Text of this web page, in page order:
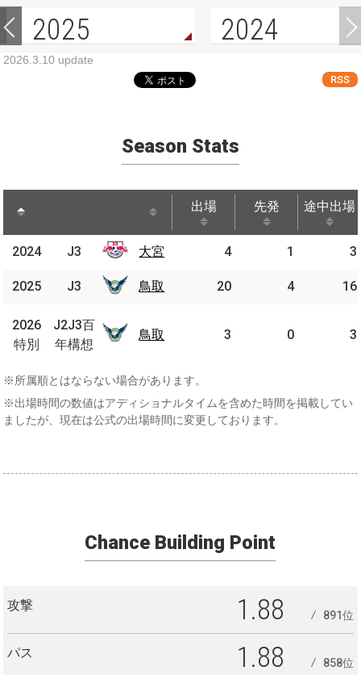
2025 2024
2026.3.10 update
RSS
Season Stats
出場 先発 途中出場
途中出場
2024 大宮 4 1 3
2025 鳥取 20 4 16
2026
特別
百年
構想
鳥取 3 0 3
2024 J3 大宮
2025 J3 鳥取
2026
特別
J2J3百
年構想
鳥取
※所属順とはならない場合があります。
※出場時間の数値はアディショナルタイムを含めた時間を掲載してい
ましたが、現在は公式の出場時間に変更しております。
Chance Building Point
攻撃 1.88 891位
パス 1.88 858位